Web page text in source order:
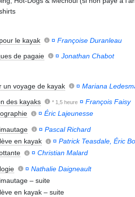
le kayak ¤ Françoise Duranleau
de pagaie ¤ Jonathan Chabot
un voyage de kayak ¤ Mariana
des kayaks * 1,5 heure ¤ François Faisy
¤ Éric Lajeunesse
¤ Pascal Richard
en kayak ¤ Patrick Teasdale, Éric
¤ Christian Malard
¤ Nathalie Daigneault
– suite
en kayak – suite